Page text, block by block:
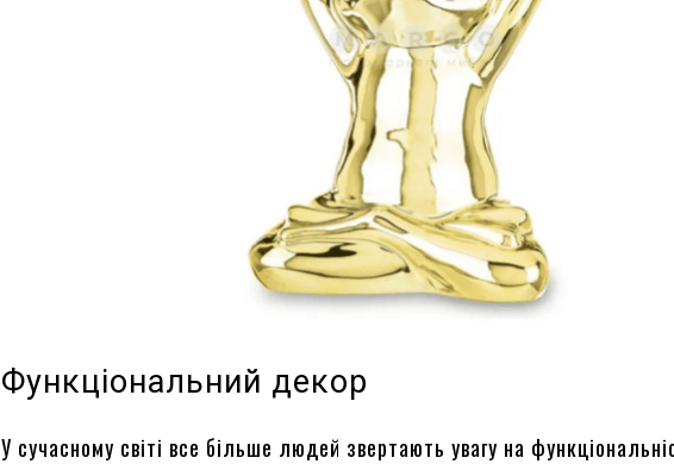
Функціональний декор
У сучасному світі все більше людей звертають увагу на